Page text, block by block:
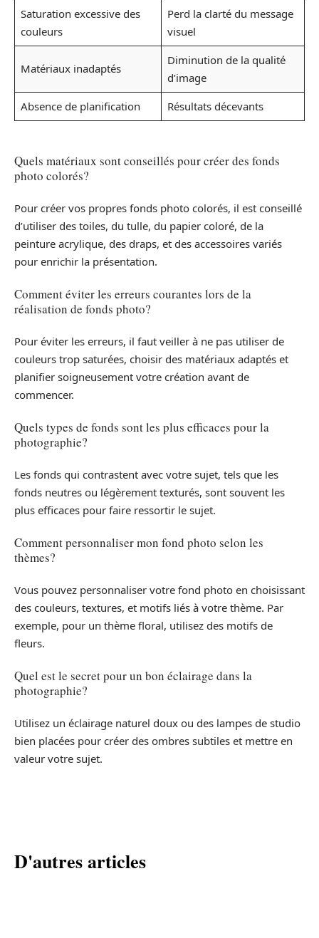
Saturation excessive des
couleurs
Perd la clarté du message
visuel
Matériaux inadaptés
Diminution de la qualité
d’image
Absence de planification
Résultats décevants
Quels matériaux sont conseillés pour créer des fonds
photo colorés?
Pour créer vos propres fonds photo colorés, il est conseillé
d’utiliser des toiles, du tulle, du papier coloré, de la
peinture acrylique, des draps, et des accessoires variés
pour enrichir la présentation.
Comment éviter les erreurs courantes lors de la
réalisation de fonds photo?
Pour éviter les erreurs, il faut veiller à ne pas utiliser de
couleurs trop saturées, choisir des matériaux adaptés et
planifier soigneusement votre création avant de
commencer.
Quels types de fonds sont les plus efficaces pour la
photographie?
Les fonds qui contrastent avec votre sujet, tels que les
fonds neutres ou légèrement texturés, sont souvent les
plus efficaces pour faire ressortir le sujet.
Comment personnaliser mon fond photo selon les
thèmes?
Vous pouvez personnaliser votre fond photo en choisissant
des couleurs, textures, et motifs liés à votre thème. Par
exemple, pour un thème floral, utilisez des motifs de
fleurs.
Quel est le secret pour un bon éclairage dans la
photographie?
Utilisez un éclairage naturel doux ou des lampes de studio
bien placées pour créer des ombres subtiles et mettre en
valeur votre sujet.
D'autres articles